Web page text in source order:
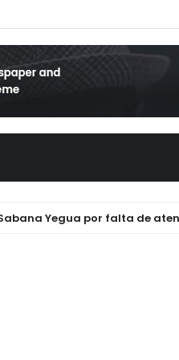
Yegua por falta de